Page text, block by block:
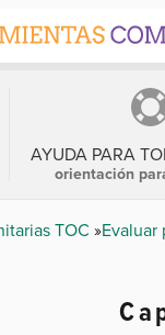
AYUDA PARA
orientación
TOC Evaluar